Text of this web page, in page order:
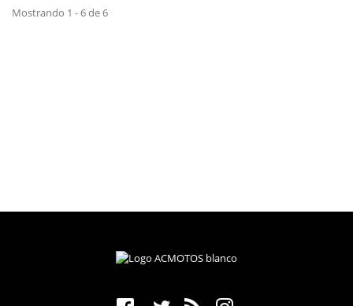
Mostrando 1 - 6 de 6